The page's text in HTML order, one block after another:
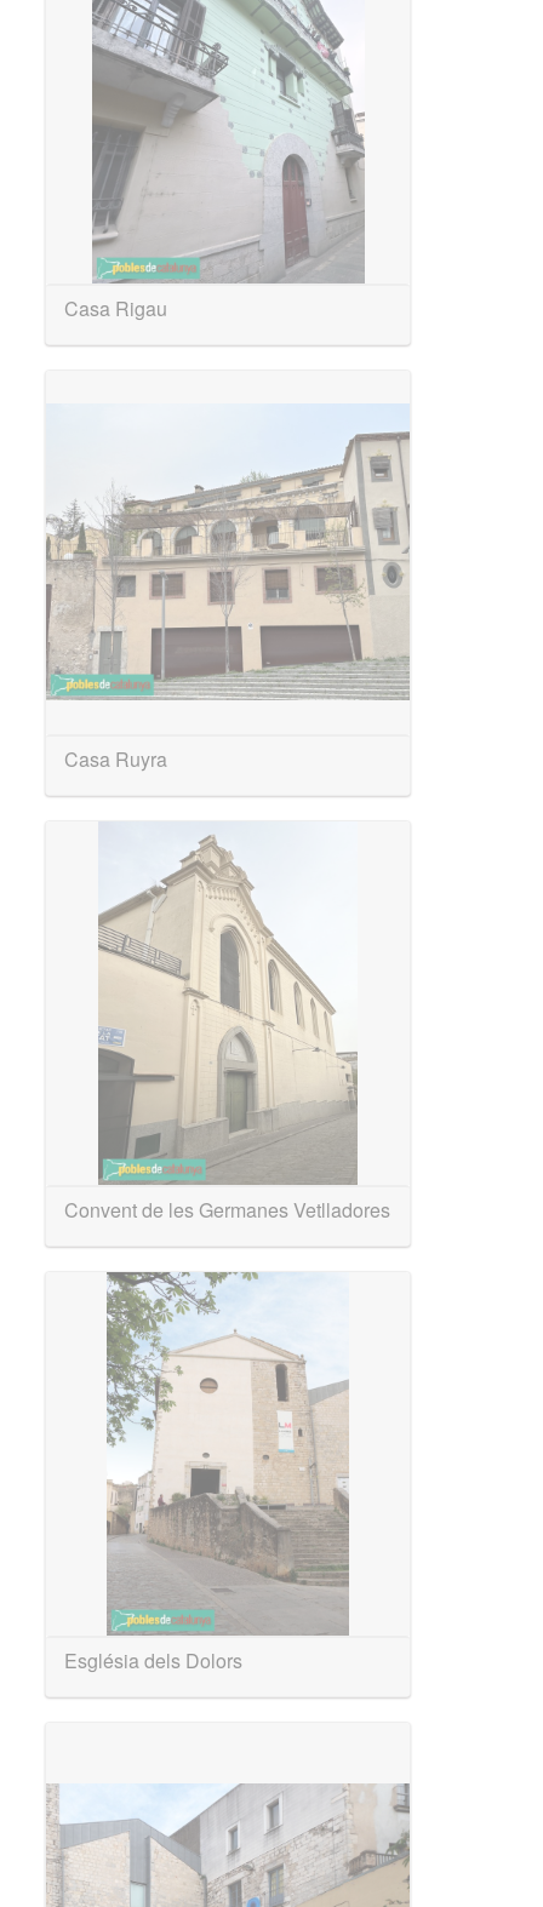
Casa Rigau
Casa Ruyra
Convent de les Germanes Vetlladores
Església dels Dolors